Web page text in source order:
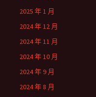
2025 年 1 月
2024 年 12 月
2024 年 11 月
2024 年 10 月
2024 年 9 月
2024 年 8 月